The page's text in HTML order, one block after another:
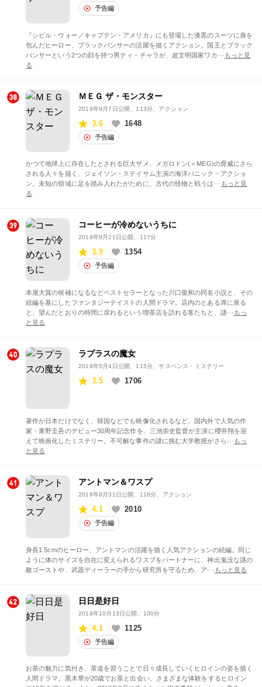
予告編
『シビル・ウォー／キャプテン・アメリカ』にも登場した漆黒のスーツに身を
包んだヒーロー、ブラックパンサーの活躍を描くアクション。国王とブラック
パンサーという2つの顔を持つ男ティ・チャラが、超文明国家ワカ··· もっと見
る
ＭＥＧ ザ・モンスター
2018年9月7日公開 、113分、アクション
3.6 1648
予告編
かつて地球上に存在したとされる巨大ザメ、メガロドン(＝MEG)の脅威にさら
される人々を描く、ジェイソン・ステイサム主演の海洋パニック・アクショ
ン。未知の領域に足を踏み入れたがために、古代の怪物と戦うは··· もっと見
る
コーヒーが冷めないうちに
2018年9月21日公開、117分
3.9 1354
予告編
本屋大賞の候補になるなどベストセラーとなった川口俊和の同名小説と、その
続編を基にしたファンタジーテイストの人間ドラマ。店内のとある席に座る
と、望んだとおりの時間に戻れるという喫茶店を訪れる客たちと、謎··· もっ
と見る
ラプラスの魔女
2018年5月4日公開 、115分、サスペンス・ミステリー
3.5 1706
著作が日本だけでなく、韓国などでも映像化されるなど、国内外で人気の作
家・東野圭吾のデビュー30周年記念作を、三池崇史監督が主演に櫻井翔を迎
えて映画化したミステリー。不可解な事件の謎に挑む大学教授がさら··· もっ
と見る
アントマン＆ワスプ
2018年8月31日公開、118分、アクション
4.1 2010
予告編
身長1.5cmのヒーロー、アントマンの活躍を描く人気アクションの続編。同じ
ように体のサイズを自在に変えられるワスプをパートナーに、神出鬼没な謎の
敵ゴーストや、武器ディーラーの手から研究所を守るため、ア··· もっと見る
日日是好日
2018年10月13日公開 、100分
4.1 1125
予告編
お茶の魅力に気付き、茶道を習うことで日々成長していくヒロインの姿を描く
人間ドラマ。黒木華が20歳でお茶と出会い、さまざまな体験をするヒロイン